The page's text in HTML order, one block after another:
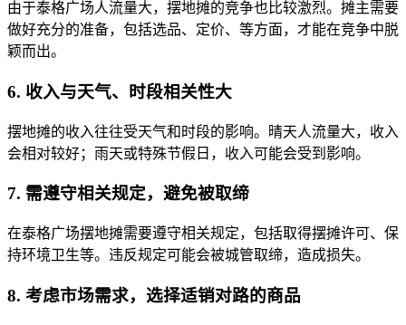
由于泰格广场人流量大，摆地摊的竞争也比较激烈。摊主需要
做好充分的准备，包括选品、定价、等方面，才能在竞争中脱
颖而出。
6. 收入与天气、时段相关性大
摆地摊的收入往往受天气和时段的影响。晴天人流量大，收入
会相对较好；雨天或特殊节假日，收入可能会受到影响。
7. 需遵守相关规定，避免被取缔
在泰格广场摆地摊需要遵守相关规定，包括取得摆摊许可、保
持环境卫生等。违反规定可能会被城管取缔，造成损失。
8. 考虑市场需求，选择适销对路的商品